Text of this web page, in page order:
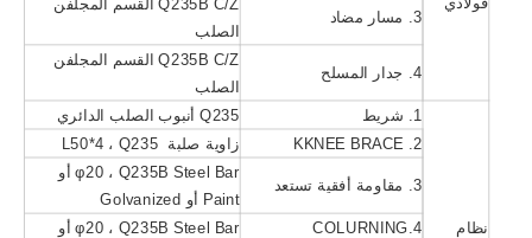
3. مسار مضاد
الصلب
4. جدار المسلح
Q235B C/Z القسم المجلفن
الصلب
نظام
1. شريط
Q235 أنبوب الصلب الدائري
2. KKNEE BRACE
زاوية صلبة L50*4 ، Q235
3. مقاومة أفقية تستعد
φ20 ، Q235B Steel Bar أو
Paint أو Golvanized
4.COLURNING
φ20 ، Q235B Steel Bar أو